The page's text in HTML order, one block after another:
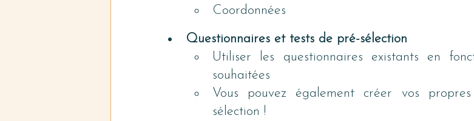
Coordonnées
Questionnaires et tests de pré-sélection
Utiliser les questionnaires existants en
souhaitées
Vous pouvez également créer vos
sélection !